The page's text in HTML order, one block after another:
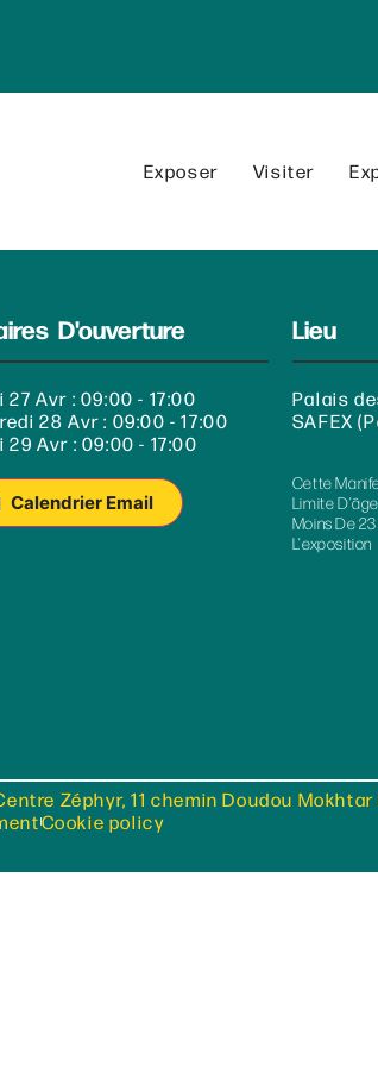
Exposer Visiter
D'ouverture
27 Avr : 09:00 - 17:00
28 Avr : 09:00 - 17:00
29 Avr : 09:00 - 17:00
Calendrier Email
Lieu
Palais
SAFEX
Cette
Limite
Moins De
L’exposition
Zéphyr, 11 chemin Doudou
Cookie policy